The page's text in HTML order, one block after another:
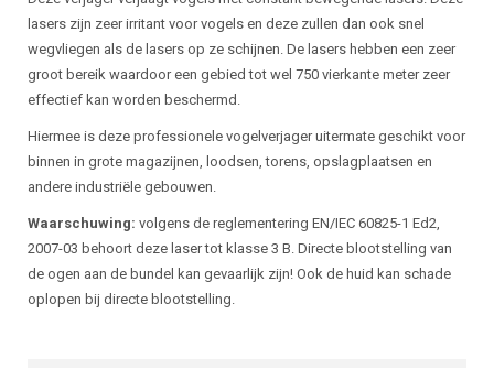
lasers zijn zeer irritant voor vogels en deze zullen dan ook snel
wegvliegen als de lasers op ze schijnen. De lasers hebben een zeer
groot bereik waardoor een gebied tot wel 750 vierkante meter zeer
effectief kan worden beschermd.
Hiermee is deze professionele vogelverjager uitermate geschikt voor
binnen in grote magazijnen, loodsen, torens, opslagplaatsen en
andere industriële gebouwen.
Waarschuwing: volgens de reglementering EN/IEC 60825-1 Ed2,
2007-03 behoort deze laser tot klasse 3 B. Directe blootstelling van
de ogen aan de bundel kan gevaarlijk zijn! Ook de huid kan schade
oplopen bij directe blootstelling.